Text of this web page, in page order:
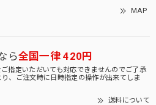
MAP
ら全国一律 420円
指定いただいても対応できませんのでご了承
、ご注文時に日時指定の操作が出来てしま
送料について